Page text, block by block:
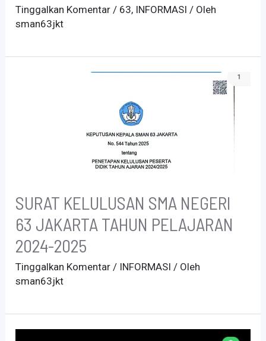
Tinggalkan Komentar / 63, INFORMASI / Oleh
sman63jkt
SURAT KELULUSAN SMA NEGERI
63 JAKARTA TAHUN PELAJARAN
2024-2025
Tinggalkan Komentar / INFORMASI / Oleh
sman63jkt